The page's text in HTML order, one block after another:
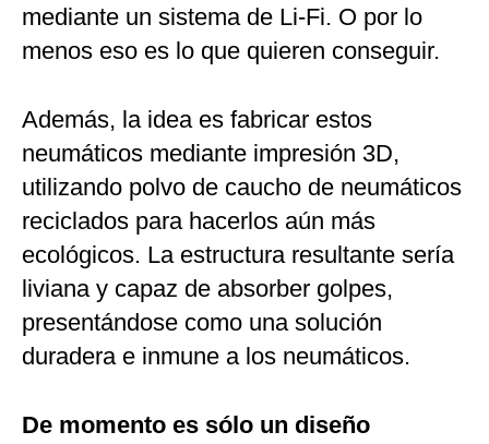
mediante un sistema de Li-Fi. O por lo
menos eso es lo que quieren conseguir.
Además, la idea es fabricar estos
neumáticos mediante impresión 3D,
utilizando polvo de caucho de neumáticos
reciclados para hacerlos aún más
ecológicos. La estructura resultante sería
liviana y capaz de absorber golpes,
presentándose como una solución
duradera e inmune a los neumáticos.
De momento es sólo un diseño